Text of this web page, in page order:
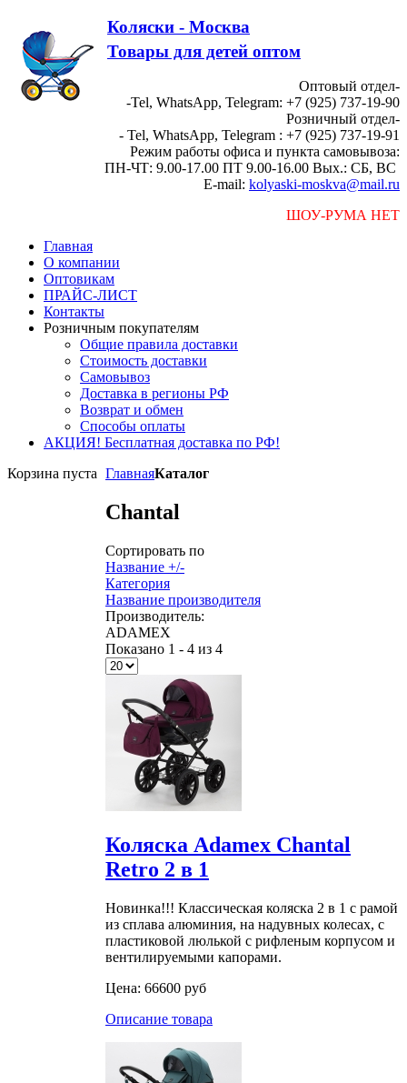
Коляски - Москва
Товары для детей оптом
Оптовый отдел-
-Tel, WhatsApp, Telegram: +7 (925) 737-19-90
Розничный отдел-
- Tel, WhatsApp, Telegram : +7 (925) 737-19-91
Режим работы офиса и пункта самовывоза:
ПН-ЧТ: 9.00-17.00 ПТ 9.00-16.00 Вых.: СБ, ВС
E-mail: kolyaski-moskva@mail.ru
ШОУ-РУМА НЕТ
Главная
О компании
Оптовикам
ПРАЙС-ЛИСТ
Контакты
Розничным покупателям
Общие правила доставки
Стоимость доставки
Самовывоз
Доставка в регионы РФ
Возврат и обмен
Способы оплаты
АКЦИЯ! Бесплатная доставка по РФ!
ГлавнаяКаталог
Chantal
Сортировать по
Название +/-
Категория
Название производителя
Производитель:
ADAMEX
Показано 1 - 4 из 4
Коляска Adamex Chantal
Retro 2 в 1
Новинка!!! Классическая коляска 2 в 1 с рамой
из сплава алюминия, на надувных колесах, с
пластиковой люлькой с рифленым корпусом и
вентилируемыми капорами.
Цена: 66600 руб
Описание товара
Корзина пуста